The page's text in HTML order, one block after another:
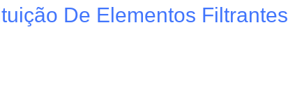
De Elementos Filtrantes